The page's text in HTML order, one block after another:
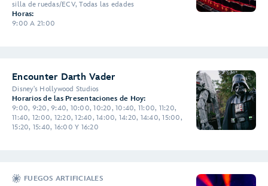
silla de ruedas/ECV, Todas las edades
Horas:
9:00 A 21:00
Encounter Darth Vader
Disney's Hollywood Studios
Horarios de las Presentaciones de Hoy:
9:00, 9:20, 9:40, 10:00, 10:20, 10:40, 11:00, 11:20,
11:40, 12:00, 12:20, 12:40, 14:00, 14:20, 14:40, 15:00,
15:20, 15:40, 16:00 Y 16:20
FUEGOS ARTIFICIALES